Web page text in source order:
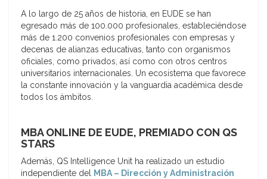
A lo largo de 25 años de historia, en EUDE se han
egresado más de 100.000 profesionales, estableciéndose
más de 1.200 convenios profesionales con empresas y
decenas de alianzas educativas, tanto con organismos
oficiales, como privados, así como con otros centros
universitarios internacionales. Un ecosistema que favorece
la constante innovación y la vanguardia académica desde
todos los ámbitos.
MBA ONLINE DE EUDE, PREMIADO CON QS
STARS
Además, QS Intelligence Unit ha realizado un estudio
independiente del MBA – Dirección y Administración